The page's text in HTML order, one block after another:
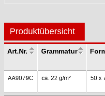
Produktübersicht
Art.Nr. Grammatur
AA9079C ca. 22 g/m² 50 x